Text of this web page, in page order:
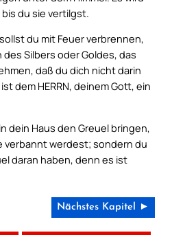
du sie vertilgst.
du mit Feuer verbrennen,
Silbers oder Goldes, das
daß du dich nicht darin
dem HERRN, deinem Gott, ein
dein Haus den Greuel bringen,
verbannt werdest; sondern du
daran haben, denn es ist
Nächstes Kapitel ►